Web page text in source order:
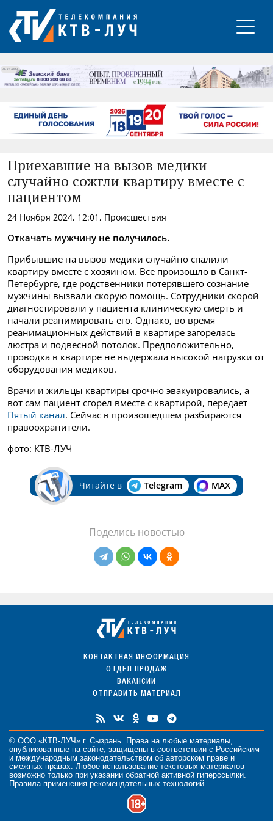
РЕКЛАМА
Приехавшие на вызов медики
случайно сожгли квартиру вместе с
пациентом
24 Ноября 2024, 12:01, Происшествия
Откачать мужчину не получилось.
Прибывшие на вызов медики случайно спалили
квартиру вместе с хозяином. Все произошло в Санкт-
Петербурге, где родственники потерявшего сознание
мужчины вызвали скорую помощь. Сотрудники скорой
диагностировали у пациента клиническую смерть и
начали реанимировать его. Однако, во время
реанимационных действий в квартире загорелась
люстра и подвесной потолок. Предположительно,
проводка в квартире не выдержала высокой нагрузки от
оборудования медиков.
Врачи и жильцы квартиры срочно эвакуировались, а
вот сам пациент сгорел вместе с квартирой, передает
Пятый канал. Сейчас в произошедшем разбираются
правоохранители.
фото: КТВ-ЛУЧ
Читайте в Telegram MAX
Поделись новостью
КОНТАКТНАЯ ИНФОРМАЦИЯ
ОТДЕЛ ПРОДАЖ
ВАКАНСИИ
ОТПРАВИТЬ МАТЕРИАЛ
© ООО «КТВ-ЛУЧ» г. Сызрань. Права на любые материалы
опубликованные на сайте, защищены в соответствии с Российским
и международным законодательством об авторском праве и
смежных правах. Любое использование текстовых материалов
возможно только при указании обратной активной гиперссылки.
Правила применения рекомендательных технологий